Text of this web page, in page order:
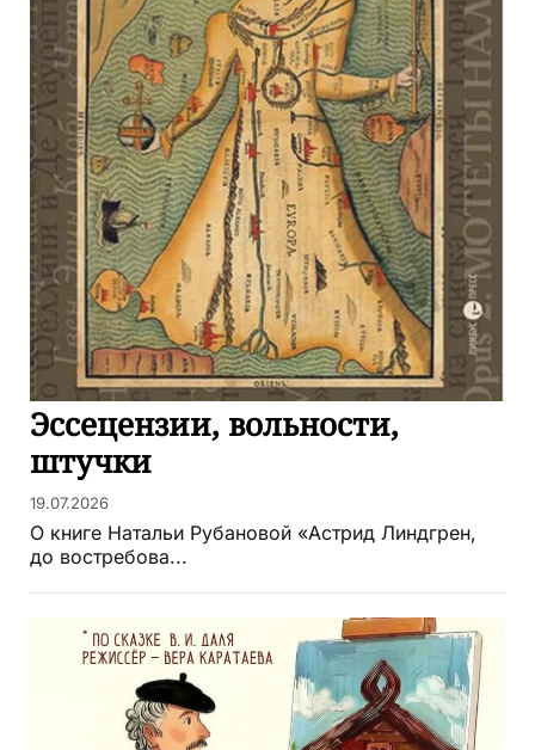
Эссецензии, вольности,
штучки
19.07.2026
О книге Натальи Рубановой «Астрид Линдгрен,
до востребова...